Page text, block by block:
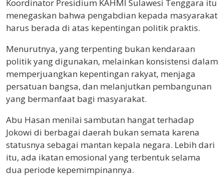
Koordinator Presidium KAHMI Sulawesi Tenggara itu
menegaskan bahwa pengabdian kepada masyarakat
harus berada di atas kepentingan politik praktis.
Menurutnya, yang terpenting bukan kendaraan
politik yang digunakan, melainkan konsistensi dalam
memperjuangkan kepentingan rakyat, menjaga
persatuan bangsa, dan melanjutkan pembangunan
yang bermanfaat bagi masyarakat.
Abu Hasan menilai sambutan hangat terhadap
Jokowi di berbagai daerah bukan semata karena
statusnya sebagai mantan kepala negara. Lebih dari
itu, ada ikatan emosional yang terbentuk selama
dua periode kepemimpinannya.